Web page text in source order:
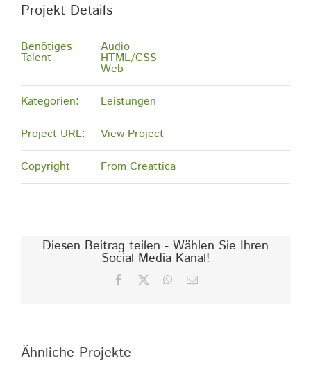
Projekt Details
Benötiges
Talent
Audio
HTML/CSS
Web
Kategorien: Leistungen
Project URL: View Project
Copyright From Creattica
Diesen Beitrag teilen - Wählen Sie Ihren
Social Media Kanal!
Facebook WhatsApp
E-
Ähnliche Projekte